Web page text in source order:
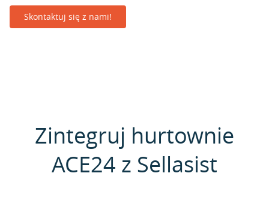
Skontaktuj się z nami!
Zintegruj hurtownie
ACE24 z Sellasist